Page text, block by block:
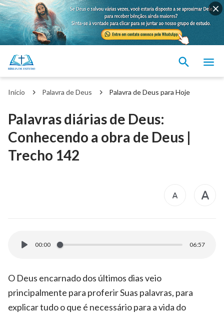
Início Palavra de Deus Palavra de Deus para Hoje
Palavras diárias de Deus:
Conhecendo a obra de Deus |
Trecho 142
00:00 06:57
O Deus encarnado dos últimos dias veio
principalmente para proferir Suas palavras, para
explicar tudo o que é necessário para a vida do